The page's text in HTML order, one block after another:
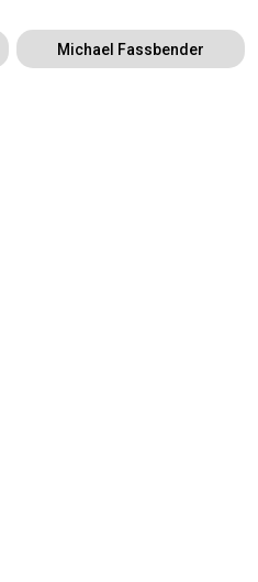
Michael Fassbender